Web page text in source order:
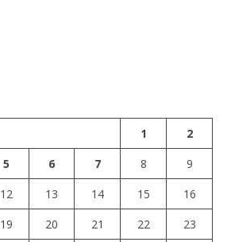
1
2
5 6 7 8
9
12 13 14 15
16
19 20 21 22
23